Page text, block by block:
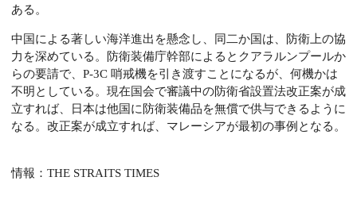
ある。
中国による著しい海洋進出を懸念し、同二か国は、防衛上の協
力を深めている。防衛装備庁幹部によるとクアラルンプールか
らの要請で、P-3C 哨戒機を引き渡すことになるが、何機かは
不明としている。現在国会で審議中の防衛省設置法改正案が成
立すれば、日本は他国に防衛装備品を無償で供与できるように
なる。改正案が成立すれば、マレーシアが最初の事例となる。
情報：THE STRAITS TIMES